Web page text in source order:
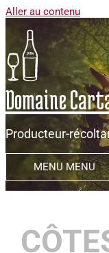
Aller au contenu
Domaine
Producteur-
MENU MENU